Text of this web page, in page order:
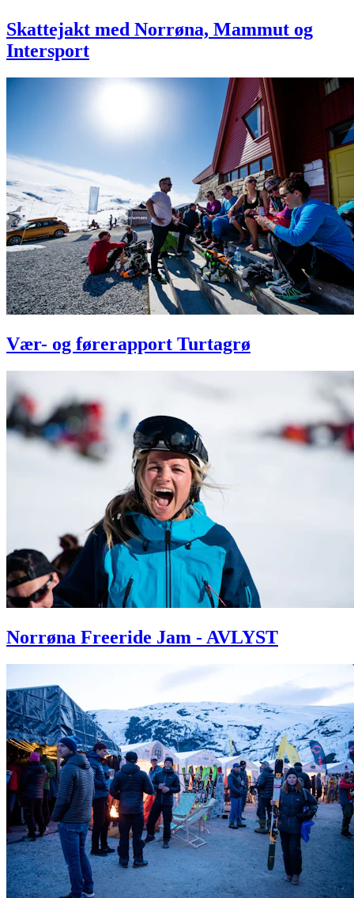
Skattejakt med Norrøna, Mammut og
Intersport
Vær- og førerapport Turtagrø
Norrøna Freeride Jam - AVLYST